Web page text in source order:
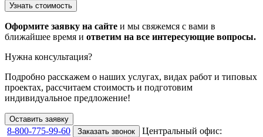
Узнать стоимость
Оформите заявку на сайте и мы свяжемся с вами в
ближайшее время и ответим на все интересующие вопросы.
Нужна консультация?
Подробно расскажем о наших услугах, видах работ и типовых
проектах, рассчитаем стоимость и подготовим
индивидуальное предложение!
Оставить заявку
8-800-775-99-60 Заказать звонок Центральный офис: